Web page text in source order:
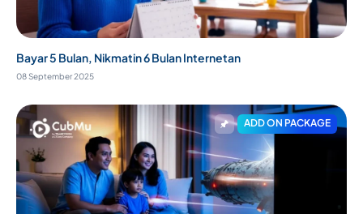
Bayar 5 Bulan, Nikmatin 6 Bulan Internetan
08 September 2025
ADD ON PACKAGE